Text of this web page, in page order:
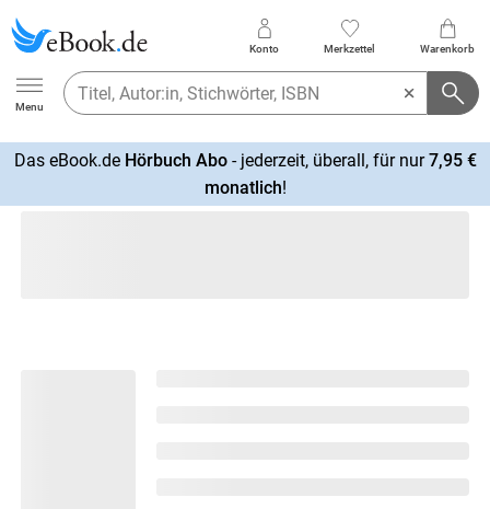
Ebook.de
Menu
Konto Merkzettel Warenkorb
Das eBook.de Hörbuch Abo- jederzeit, überall, für nur7,95 €
monatlich!